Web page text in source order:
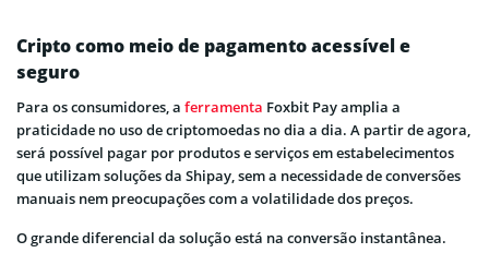
Cripto como meio de pagamento acessível e
seguro
Para os consumidores, a ferramenta Foxbit Pay amplia a
praticidade no uso de criptomoedas no dia a dia. A partir de agora,
será possível pagar por produtos e serviços em estabelecimentos
que utilizam soluções da Shipay, sem a necessidade de conversões
manuais nem preocupações com a volatilidade dos preços.
O grande diferencial da solução está na conversão instantânea.